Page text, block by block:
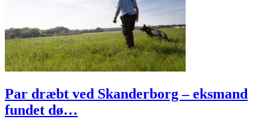
Par dræbt ved Skanderborg – eksmand
fundet dø…